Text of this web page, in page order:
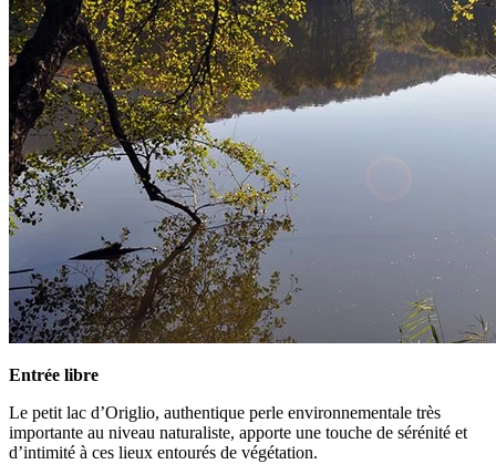
Entrée libre
Le petit lac d’Origlio, authentique perle environnementale très
importante au niveau naturaliste, apporte une touche de sérénité et
d’intimité à ces lieux entourés de végétation.